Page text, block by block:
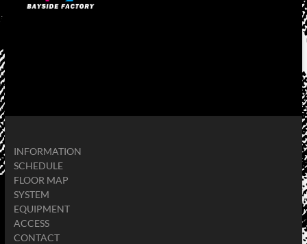
INFORMATION
SCHEDULE
FLOOR MAP
SYSTEM
EQUIPMENT
ACCESS
CONTACT